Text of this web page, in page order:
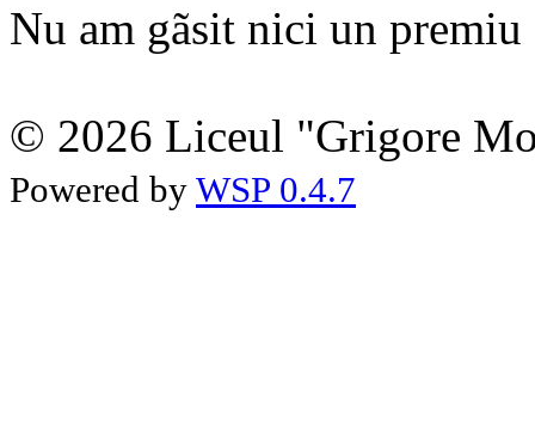
Nu am gãsit nici un premiu
© 2026 Liceul "Grigore
Powered by WSP 0.4.7